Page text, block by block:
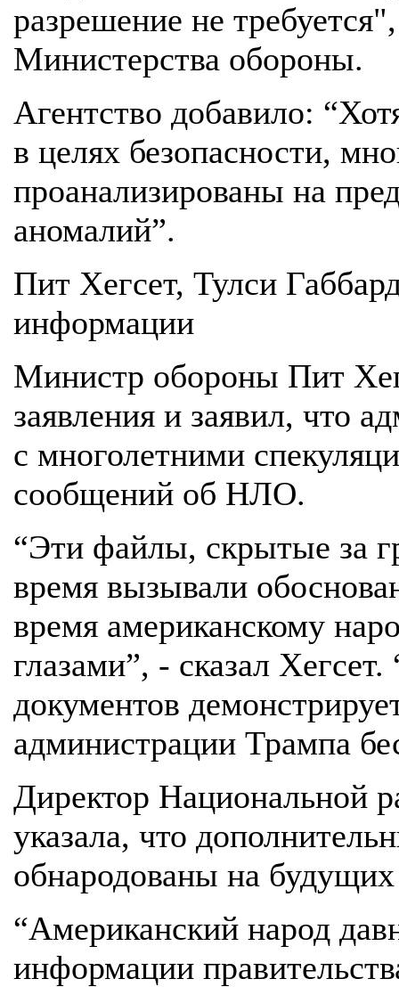
разрешение не
Министерства обороны.
Агентство добавило:
в целях безопасности,
проанализированы на
аномалий”.
Пит Хегсет, Тулси
информации
Министр обороны Пит
заявления и заявил, что
с многолетними
сообщений об НЛО.
“Эти файлы, скрытые за
время вызывали
время американскому
глазами”, - сказал
документов
администрации Трампа
Директор Национальной
указала, что
обнародованы на будущих
“Американский народ
информации